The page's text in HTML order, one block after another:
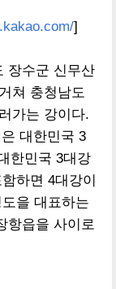
]
장수군 신무산
쳐 충청남도
가는 강이다.
대한민국 3
한민국 3대강
하면 4대강이
을 대표하는
항읍을 사이로